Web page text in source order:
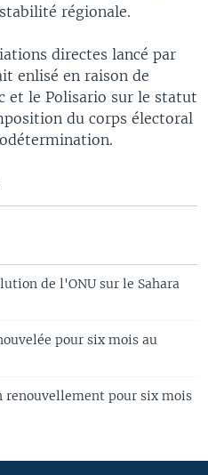
régionale.
directes lancé par
enlisé en raison de
et le Polisario sur le statut
du corps électoral
de l'ONU sur le Sahara
pour six mois au
pour six mois